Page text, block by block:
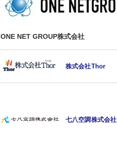
ONE NET GROUP株式会社
株式会社Thor
七八空調株式会社